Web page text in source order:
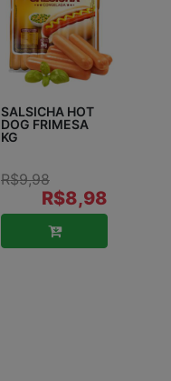
SALSICHA HOT
DOG FRIMESA
KG
R$9,98
R$8,98